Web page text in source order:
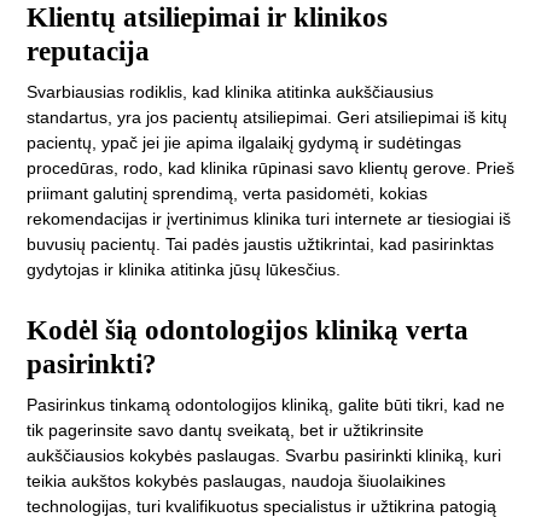
Klientų atsiliepimai ir klinikos
reputacija
Svarbiausias rodiklis, kad klinika atitinka aukščiausius
standartus, yra jos pacientų atsiliepimai. Geri atsiliepimai iš kitų
pacientų, ypač jei jie apima ilgalaikį gydymą ir sudėtingas
procedūras, rodo, kad klinika rūpinasi savo klientų gerove. Prieš
priimant galutinį sprendimą, verta pasidomėti, kokias
rekomendacijas ir įvertinimus klinika turi internete ar tiesiogiai iš
buvusių pacientų. Tai padės jaustis užtikrintai, kad pasirinktas
gydytojas ir klinika atitinka jūsų lūkesčius.
Kodėl šią odontologijos kliniką verta
pasirinkti?
Pasirinkus tinkamą odontologijos kliniką, galite būti tikri, kad ne
tik pagerinsite savo dantų sveikatą, bet ir užtikrinsite
aukščiausios kokybės paslaugas. Svarbu pasirinkti kliniką, kuri
teikia aukštos kokybės paslaugas, naudoja šiuolaikines
technologijas, turi kvalifikuotus specialistus ir užtikrina patogią